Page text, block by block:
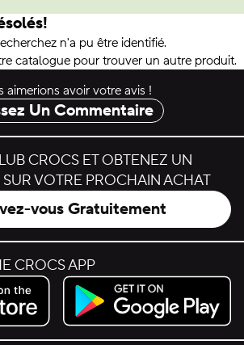
n'a pu être identifié.
catalogue pour trouver un autre produit.
aimerions avoir votre avis !
Un Commentaire
CROCS ET OBTENEZ UN
SUR VOTRE PROCHAIN ACHAT
vous Gratuitement
CROCS APP
Store.
Get it on Google Play.